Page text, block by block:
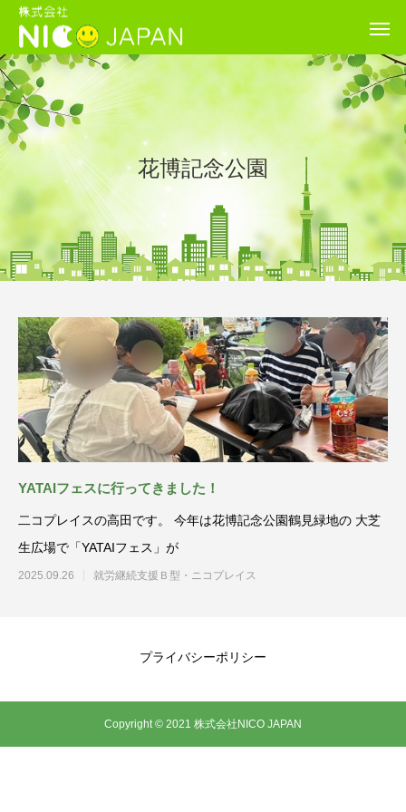
花博記念公園
YATAIフェスに行ってきました！
二コプレイスの高田です。 今年は花博記念公園鶴見緑地の 大芝
生広場で「YATAIフェス」が
2025.09.26 就労継続支援Ｂ型・ニコプレイス
プライバシーポリシー
Copyright © 2021 株式会社NICO JAPAN